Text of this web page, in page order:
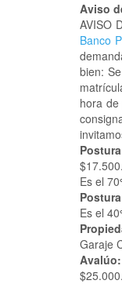
Aviso
AVISO
Banco
bien:
hora
Es el
Es el
Garaje
Avalúo: